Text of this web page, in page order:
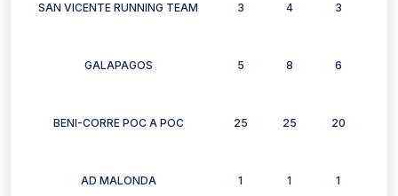
SAN VICENTE RUNNING TEAM 3 4 3
GALAPAGOS 5 8 6
BENI-CORRE POC A POC 25 25 20
AD MALONDA 1 1 1